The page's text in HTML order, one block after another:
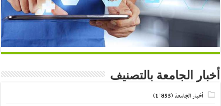
أخبار الجامعة بالتصنيف
أخبار الجامعة (1٬855)